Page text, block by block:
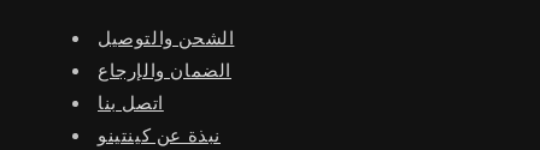
الشحن والتوصيل
الضمان والإرجاع
اتصل بنا
نبذة عن كينتينو